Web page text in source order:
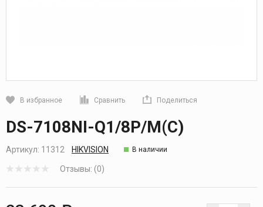
В избранное Сравнить Поделиться
Кликните, чтобы скопировать прямую ссылку
DS-7108NI-Q1/8P/M(C)
Артикул: 11312 HIKVISION В наличии
Отзывы: (0)